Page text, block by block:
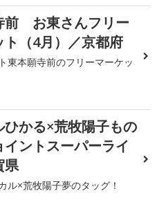
前 お東さんフリー
ト（4月）／京都府
東本願寺前のフリーマーケッ
ひかる×荒牧陽子もの
イントスーパーライ
県
ル×荒牧陽子夢のタッグ！